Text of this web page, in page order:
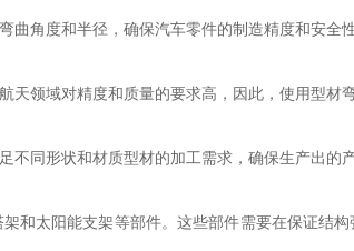
角度和半径，确保汽车零件的制造精度和安全性
域对精度和质量的要求高，因此，使用型材
形状和材质型材的加工需求，确保生产出的
太阳能支架等部件。这些部件需要在保证结